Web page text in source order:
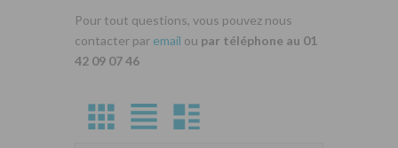
Pour tout questions, vous pouvez nous
contacter par email ou par téléphone au 01
42 09 07 46